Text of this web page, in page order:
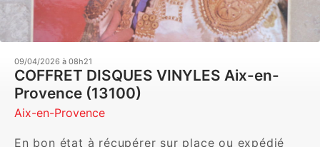
09/04/2026 à 08h21
COFFRET DISQUES VINYLES Aix-en-
Provence (13100)
Aix-en-Provence
En bon état à récupérer sur place ou expédié